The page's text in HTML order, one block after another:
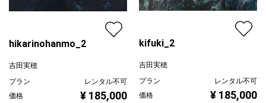
hikarinohanmo_2
吉田実穂
プラン
レンタル不可
価格
¥ 185,000
kifuki_2
吉田実穂
プラン
レンタル不可
価格
¥ 185,000